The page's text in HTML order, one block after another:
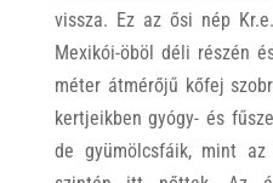
vissza. Ez az ősi nép
Mexikói-öböl déli részén
méter átmérőjű kőfej
kertjeikben gyógy- és
de gyümölcsfáik, mint